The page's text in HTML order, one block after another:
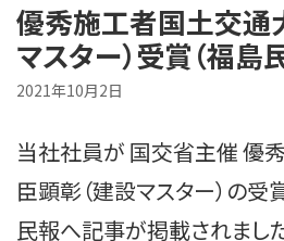
優秀施工者国土交通
マスター）受賞（福島
2021年10月2日
当社社員が 国交省主催 優
臣顕彰（建設マスター）の受
民報へ記事が掲載されました